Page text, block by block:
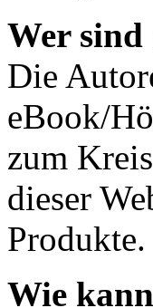
Wer
Die
eBook/
zum
dieser
Produkte.
Wie